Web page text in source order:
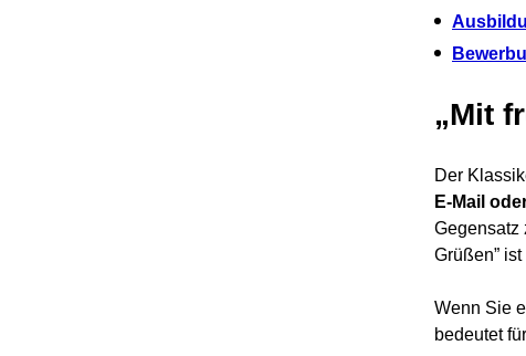
„Mit
Der
E-Mail
Gegensatz
Grüßen” ist
Wenn Sie
bedeutet